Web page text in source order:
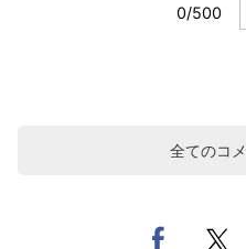
全てのコ